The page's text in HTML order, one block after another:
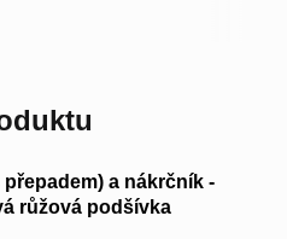
a nákrčník -
růžová podšívka